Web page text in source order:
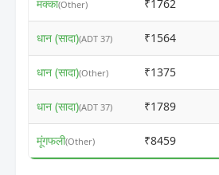
मक्का(Other) ₹1762
धान (सादा)(ADT 37) ₹1564
धान (सादा)(Other) ₹1375
धान (सादा)(ADT 37) ₹1789
मूंगफली(Other) ₹8459